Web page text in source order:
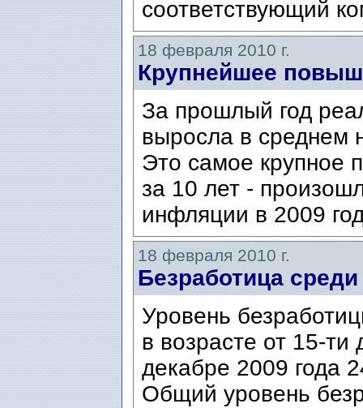
соответствующий
18 февраля 2010 г.
Крупнейшее
За прошлый год
выросла в среднем
Это самое крупное
за 10 лет -
инфляции в 2009
18 февраля 2010 г.
Безработица
Уровень
в возрасте от 15-ти
декабре 2009 года
Общий уровень